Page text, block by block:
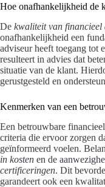
Hoe onafhankelijkheid de
De kwaliteit van financieel
onafhankelijkheid een
adviseur heeft toegang tot
resulteert in advies dat
situatie van de klant.
gerustgesteld en
Kenmerken van een
Een betrouwbare
criteria die ervoor zorgen
geïnformeerd voelen.
in kosten en de
certificeringen. Dit
garandeert ook een